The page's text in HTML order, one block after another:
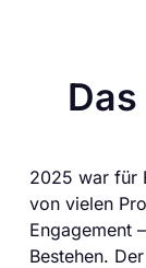
2025 war für
von vielen
Engagement
Bestehen.